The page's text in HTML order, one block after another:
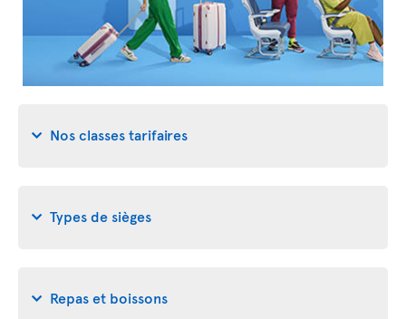
Nos classes tarifaires
Types de sièges
Repas et boissons